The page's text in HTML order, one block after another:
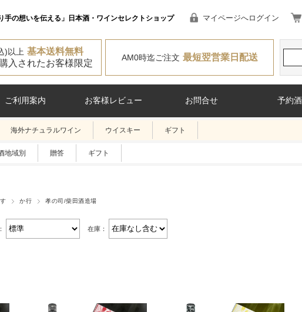
手の想いを伝える」日本酒・ワインセレクトショップ マイページへログイン
)以上 基本送料無料
入されたお客様限定
AM0時迄ご注文 最短翌営業日配送
ご利用案内 お客様レビュー お問合せ 予約酒
海外ナチュラルワイン ウイスキー ギフト
地域別 贈答 ギフト
か行 孝の司/柴田酒造場
在庫：